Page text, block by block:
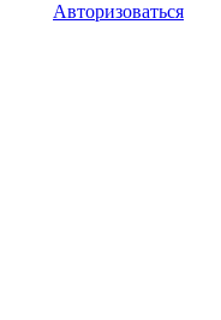
Авторизоваться